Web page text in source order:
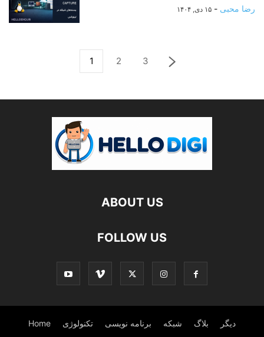
رضا محبی - ۱۵ دی, ۱۴۰۴
1 2 3
ABOUT US
FOLLOW US
دیگر بلاگ شبکه برنامه نویسی تکنولوژی Home